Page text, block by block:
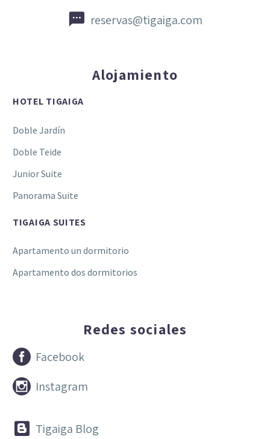

 reservas@tigaiga.com
Alojamiento
HOTEL TIGAIGA
Doble Jardín
Doble Teide
Junior Suite
Panorama Suite
TIGAIGA SUITES
Apartamento un dormitorio
Apartamento dos dormitorios
Redes sociales

 Facebook

 Instagram

 Tigaiga Blog